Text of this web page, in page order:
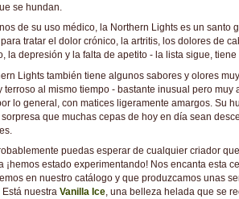
se hundan.
de su uso médico, la Northern Lights es un santo
tratar el dolor crónico, la artritis, los dolores de
la depresión y la falta de apetito - la lista sigue,
Lights también tiene algunos sabores y olores
terroso al mismo tiempo - bastante inusual pero
lo general, con matices ligeramente amargos. Su
que muchas cepas de hoy en día sean
puedas esperar de cualquier criador
¡hemos estado experimentando! Nos encanta esta
en nuestro catálogo y que produzcamos unas
Está nuestra Vanilla Ice, una belleza helada que se